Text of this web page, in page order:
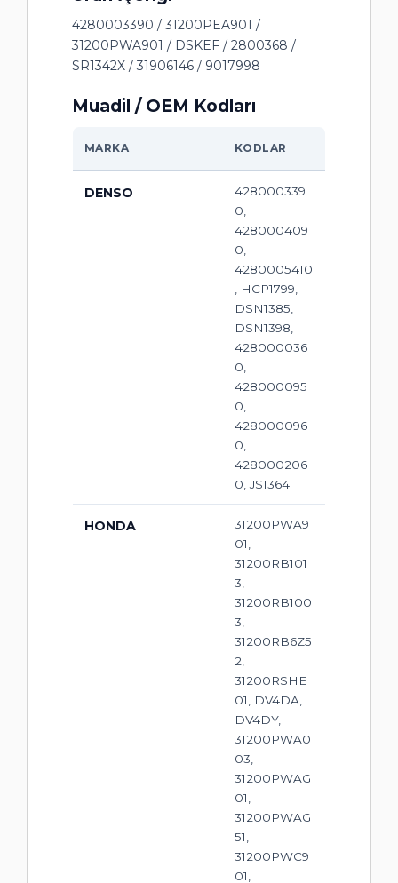
4280003390 / 31200PEA901 /
31200PWA901 / DSKEF / 2800368 /
SR1342X / 31906146 / 9017998
Muadil / OEM Kodları
MARKA KODLAR
DENSO
428000339
0,
428000409
0,
4280005410
, HCP1799,
DSN1385,
DSN1398,
428000036
0,
428000095
0,
428000096
0,
428000206
0, JS1364
HONDA
31200PWA9
01,
31200RB101
3,
31200RB100
3,
31200RB6Z5
2,
31200RSHE
01, DV4DA,
DV4DY,
31200PWA0
03,
31200PWAG
01,
31200PWAG
51,
31200PWC9
01,